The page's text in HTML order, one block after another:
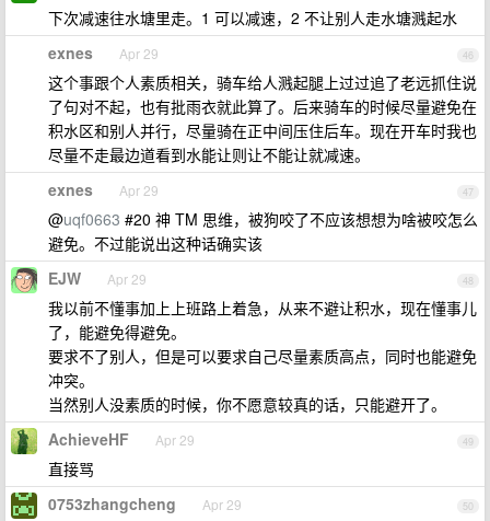
下次减速往水塘里走。1 可以减速，2 不让别人走水塘溅起水
46
exnes Apr 29
这个事跟个人素质相关，骑车给人溅起腿上过过追了老远抓住说
了句对不起，也有批雨衣就此算了。后来骑车的时候尽量避免在
积水区和别人并行，尽量骑在正中间压住后车。现在开车时我也
尽量不走最边道看到水能让则让不能让就减速。
47
exnes Apr 29
@uqf0663 #20 神 TM 思维，被狗咬了不应该想想为啥被咬怎么
避免。不过能说出这种话确实该
48
EJW Apr 29
我以前不懂事加上上班路上着急，从来不避让积水，现在懂事儿
了，能避免得避免。
要求不了别人，但是可以要求自己尽量素质高点，同时也能避免
冲突。
当然别人没素质的时候，你不愿意较真的话，只能避开了。
49
AchieveHF Apr 29
直接骂
50
0753zhangcheng Apr 29